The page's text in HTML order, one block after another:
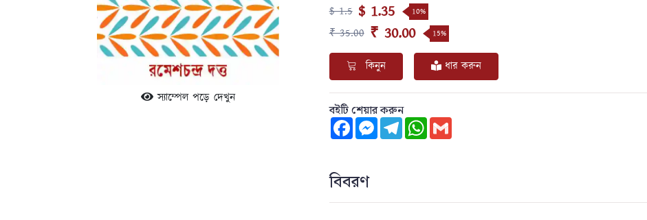
স্যাম্পেল পড়ে দেখুন
$ 1.5 $ 1.35 10%
₹ 35.00 ₹ 30.00 15%
কিনুন ধার করুন
বইটি শেয়ার করুন
FacebookMessenger
TelegramWhatsApp
Gmail
বিবরণ